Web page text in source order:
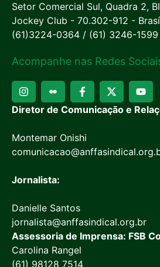
Setor Comercial Sul, Quadra 2,
Jockey Club - 70.302-912 -
(61)3224-0364 / (61) 3246-
Acompanhe nas Redes
Diretor de Comunicação e
Montemar Onishi
Jornalista:
Danielle Santos
jornalista@anffasindical.org.br
Assessoria de Imprensa: FSB
Carolina Rangel
(61) 98128 7514